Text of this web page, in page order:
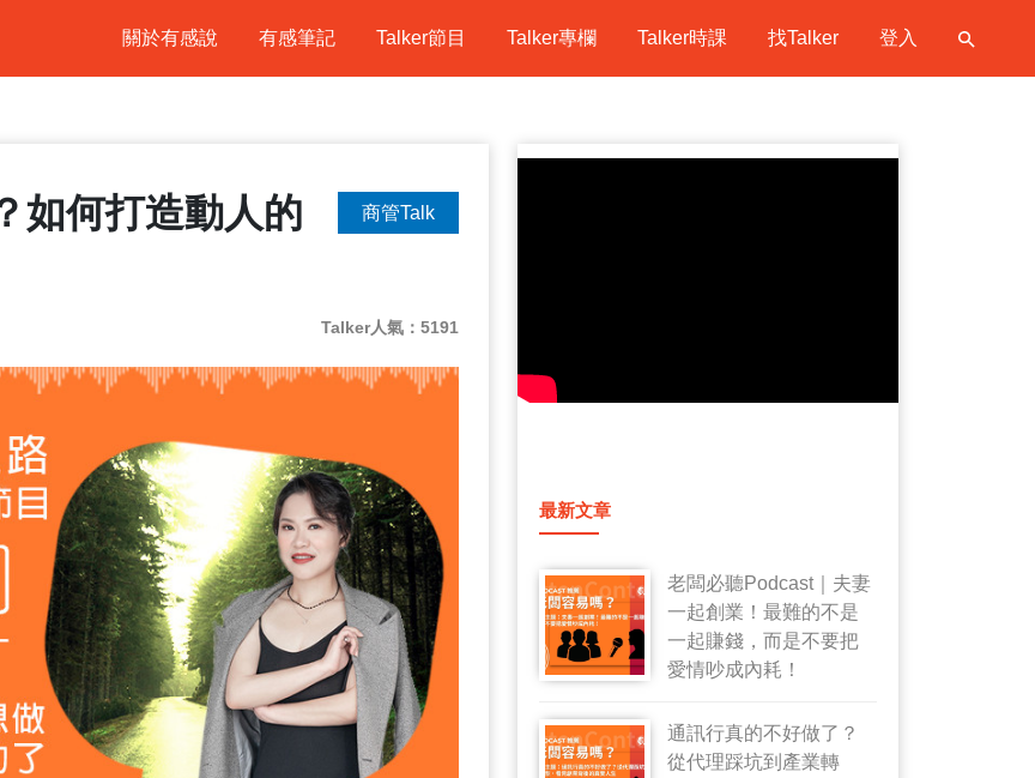
關於有感說 有感筆記 Talker節目 Talker專欄 Talker時課 找Talker 登入
如何打造動人的
商管Talk
Talker人氣：5191
最新文章
老闆必聽Podcast｜夫妻
一起創業！最難的不是
一起賺錢，而是不要把
愛情吵成內耗！
通訊行真的不好做了？
從代理踩坑到產業轉